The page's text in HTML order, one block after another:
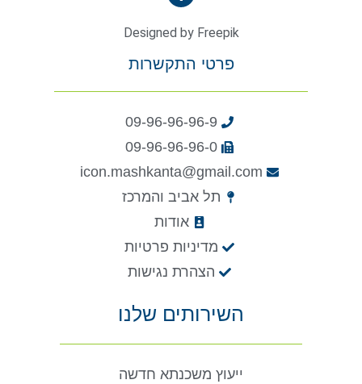
Designed by Freepik
פרטי התקשרות
09-96-96-96-9
09-96-96-96-0
icon.mashkanta@gmail.com
תל אביב והמרכז
אודות
מדיניות פרטיות
הצהרת נגישות
השירותים שלנו
ייעוץ משכנתא חדשה